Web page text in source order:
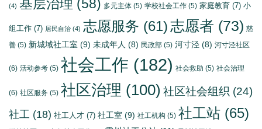
(4) 基层治理 (58) 多元主体 (5) 学校社会工作 (5) 家庭教育 (7) 小
组工作 (7) 居民自治 (4) 志愿服务 (61)志愿者 (73) 慈
善 (5) 新城域社工室 (9) 未成年人 (8) 民政部 (5) 河寸泾 (8) 河寸泾社区
(6) 活动参考 (5) 社会工作 (182) 社会救助 (5) 社会治理
(6) 社区服务 (5) 社区治理 (100) 社区社会组织 (24)
社工 (18) 社工人才 (7) 社工室 (9) 社工机构 (5) 社工站 (65)